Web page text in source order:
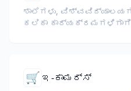
ಶಾಲೆಗಳು,
ಕಲಿಕಾ
🛒 ಇ-ಕಾಮರ್ಸ್